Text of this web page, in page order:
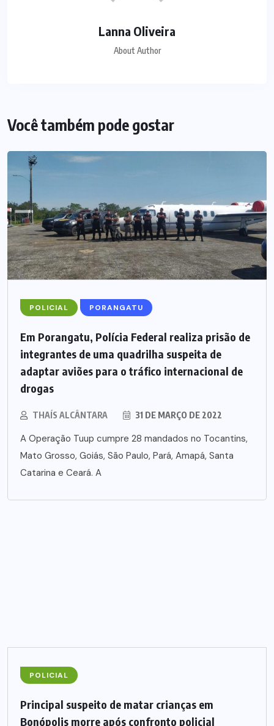
Lanna Oliveira
About Author
Você também pode gostar
POLICIAL PORANGATU
Em Porangatu, Polícia Federal realiza prisão de
integrantes de uma quadrilha suspeita de
adaptar aviões para o tráfico internacional de
drogas
THAÍS ALCÂNTARA 31 DE MARÇO DE 2022
A Operação Tuup cumpre 28 mandados no Tocantins,
Mato Grosso, Goiás, São Paulo, Pará, Amapá, Santa
Catarina e Ceará. A
POLICIAL
Principal suspeito de matar crianças em
Bonópolis morre após confronto policial